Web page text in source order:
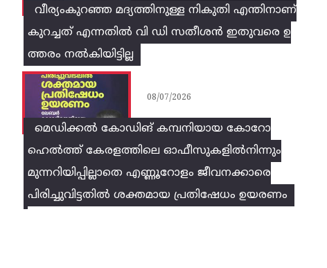
വീര്യംകുറഞ്ഞ മദ്യത്തിനുള്ള നികുതി എന്തിനാണ്
കുറച്ചത് എന്നതിൽ വി ഡി സതീശൻ ഇതുവരെ ഉ
ത്തരം നൽകിയിട്ടില്ല
മെഡിക്കൽ കോഡിങ് കമ്പനിയായ കോറോ
ഹെൽത്ത് കേരളത്തിലെ ഓഫീസുകളിൽനിന്നും
മുന്നറിയിപ്പില്ലാതെ എണ്ണൂറോളം ജീവനക്കാരെ
പിരിച്ചുവിട്ടതിൽ‌ ശക്തമായ പ്രതിഷേധം ഉയരണം
08/07/2026